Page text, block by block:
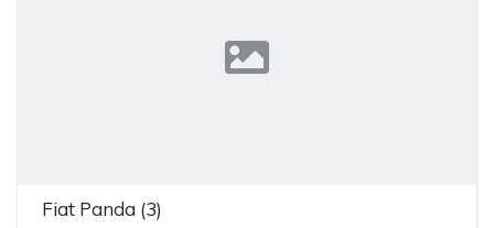
Fiat Panda (3)